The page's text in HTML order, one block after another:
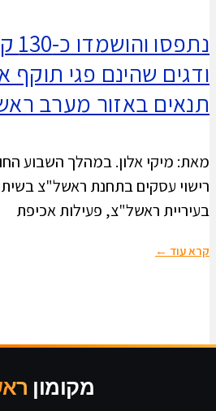
ודגים שהינם פגי תוקף
תנאים באזור מערב
מאת: מיקי אלון. במהלך השבוע
רישוי עסקים בתחנת ראשל"צ
בעיריית ראשל"צ, פעילות אכיפת
קרא עוד ←
מקומון